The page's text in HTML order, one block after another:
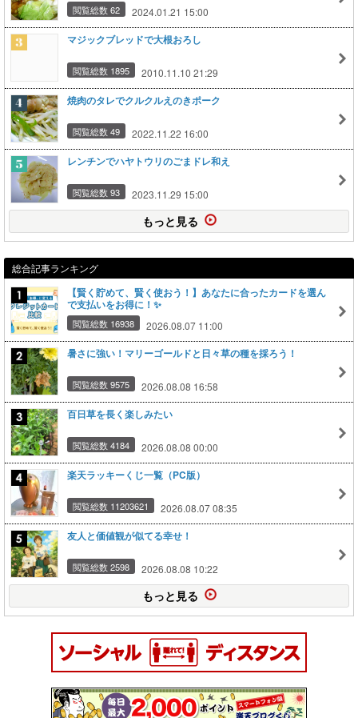
閲覧総数 62 2024.01.21 15:00
マジックブレッドで大根おろし
閲覧総数 1895 2010.11.10 21:29
焼肉のタレでクルクルえのきポーク
閲覧総数 49 2022.11.22 16:00
レンチンでハヤトウリのごまドレ和え
閲覧総数 93 2023.11.29 15:00
もっと見る
総合記事ランキング
【賢く貯めて、賢く使おう！】あなたに合ったカードを選ん
で支払いをお得に！✨
閲覧総数 16938 2026.08.07 11:00
暑さに強い！マリーゴールドと日々草の種を採ろう！
閲覧総数 9575 2026.08.08 16:58
百日草を長く楽しみたい
閲覧総数 4184 2026.08.08 00:00
楽天ラッキーくじ一覧（PC版）
閲覧総数 11203621 2026.08.07 08:35
友人と価値観が似てる幸せ！
閲覧総数 2598 2026.08.08 10:22
もっと見る